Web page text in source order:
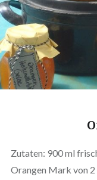
Zutaten: 900 ml
Orangen Mark von